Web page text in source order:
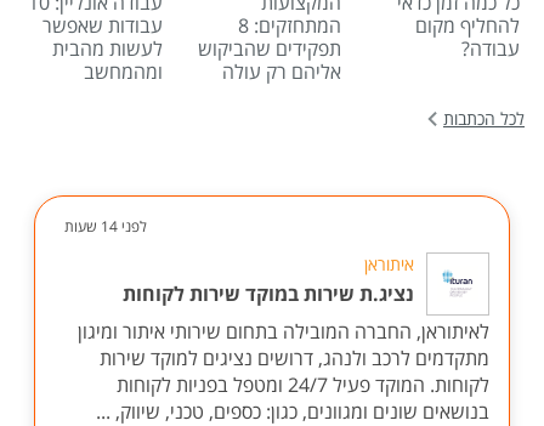
להחליף מקום
עבודה?
המתחזקים: 8
תפקידים שהביקוש
אליהם רק עולה
עבודות שאפשר
לעשות מהבית
ומהמחשב
לכל הכתבות
לפני 14 שעות
איתוראן
נציג.ת שירות במוקד שירות לקוחות
לאיתוראן, החברה המובילה בתחום שירותי איתור ומיגון
מתקדמים לרכב ולנהג, דרושים נציגים למוקד שירות
לקוחות. המוקד פעיל 24/7 ומטפל בפניות לקוחות
בנושאים שונים ומגוונים, כגון: כספים, טכני, שיווק, ...